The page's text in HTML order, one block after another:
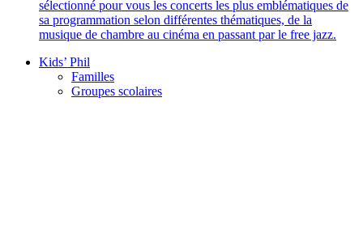
sélectionné pour vous les concerts les plus emblématiques de
sa programmation selon différentes thématiques, de la
musique de chambre au cinéma en passant par le free jazz.
Kids’ Phil
Familles
Groupes scolaires